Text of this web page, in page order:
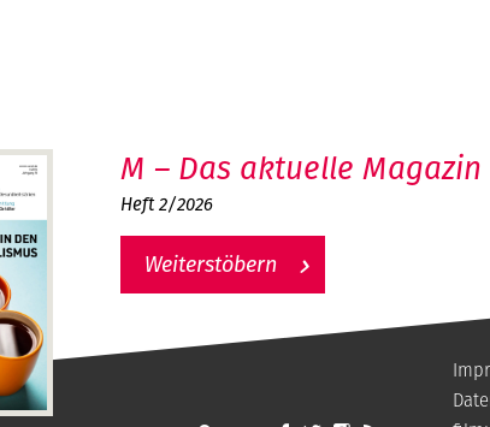
M – Das aktuelle Magazin
Heft 2/2026
Weiterstöbern